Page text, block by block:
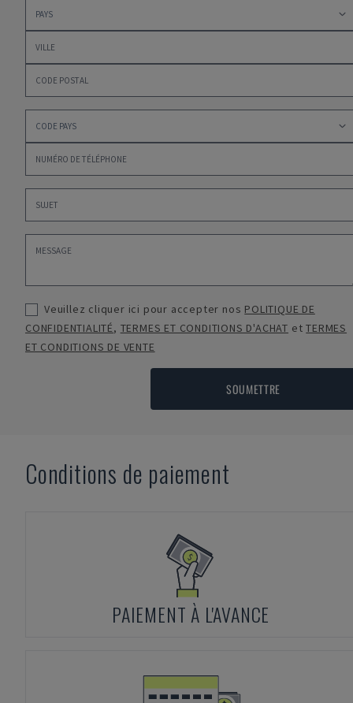
Veuillez cliquer ici pour accepter nos POLITIQUE DE
CONFIDENTIALITÉ, TERMES ET CONDITIONS D'ACHAT etTERMES
ET CONDITIONS DE VENTE
SOUMETTRE
Conditions de paiement
PAIEMENT À L'AVANCE